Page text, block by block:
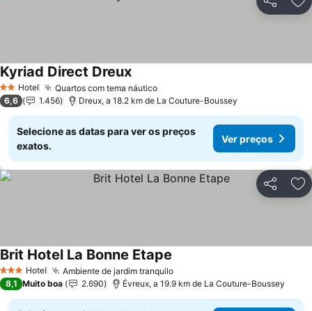
Partilhar
2 Estrelas
Hotel Quartos com tema náutico
Kyriad Direct Dreux
6,6 1.456 Dreux, a 18.2 km de La Couture-Boussey
Selecione as datas para ver os preços
exatos.
Ver preços
Partilhar
3 EstrelasHotel Ambiente de jardim tranquilo
Brit Hotel La Bonne Etape
8,1 Muito boa 2.690 Évreux, a 19.9 km de La Couture-Boussey